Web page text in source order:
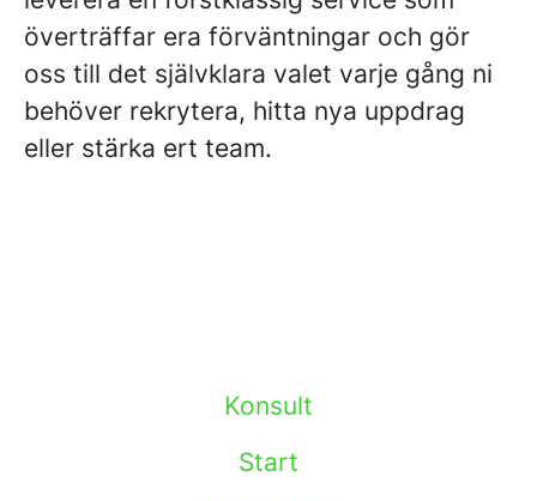
överträffar era förväntningar och gör
oss till det självklara valet varje gång ni
behöver rekrytera, hitta nya uppdrag
eller stärka ert team.
Konsult
Start